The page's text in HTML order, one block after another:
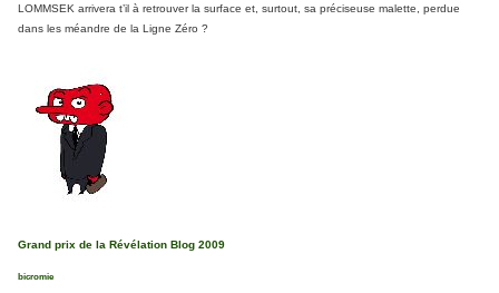
LOMMSEK arrivera t’il à retrouver la surface et, surtout, sa préciseuse malette, perdue
dans les méandre de la Ligne Zéro ?
Grand prix de la Révélation Blog 2009
bicromie